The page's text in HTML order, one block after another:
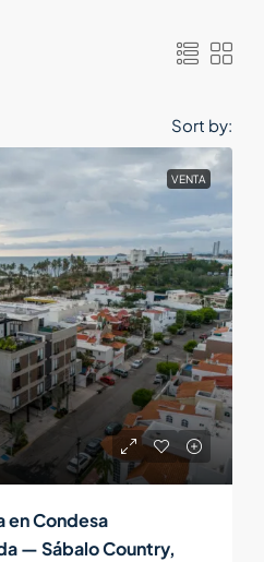
Sort by:
VENTA
en Condesa
— Sábalo Country,